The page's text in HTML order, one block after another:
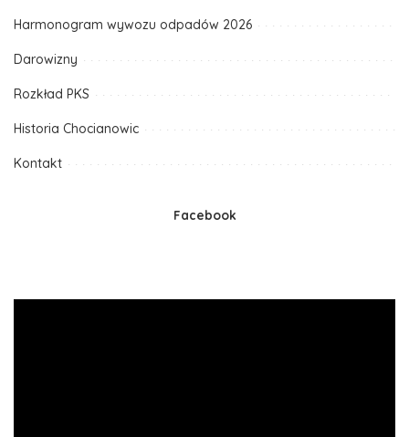
Harmonogram wywozu odpadów 2026
Darowizny
Rozkład PKS
Historia Chocianowic
Kontakt
Facebook